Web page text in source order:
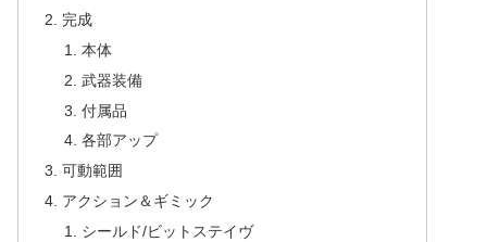
完成
本体
武器装備
付属品
各部アップ
可動範囲
アクション＆ギミック
シールド/ビットステイヴ